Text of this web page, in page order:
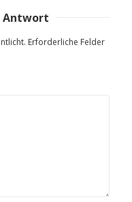
Antwort
Erforderliche Felder